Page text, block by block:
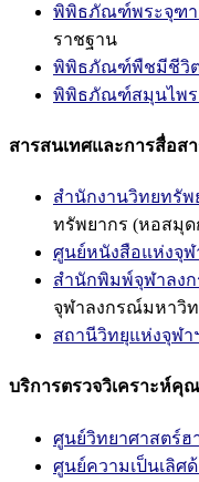
พิพิธภัณฑ์พระจุฑา
ราชฐาน
พิพิธภัณฑ์พืชมีชีวิ
พิพิธภัณฑ์สมุนไพร
สารสนเทศและการสื่อส
สำนักงานวิทยทรัพ
ทรัพยากร (หอสมุด
ศูนย์หนังสือแห่งจุฬ
สำนักพิมพ์จุฬาลง
จุฬาลงกรณ์มหาวิ
สถานีวิทยุแห่งจุฬา
บริการตรวจวิเคราะห์คุ
ศูนย์วิทยาศาสตร์ฮ
ศูนย์ความเป็นเลิศ